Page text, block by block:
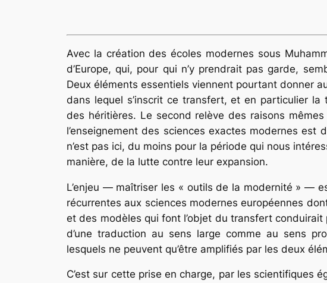
Avec la création des écoles modernes sous
d’Europe, qui, pour qui n’y prendrait pas garde,
Deux éléments essentiels viennent pourtant donner
dans lequel s’inscrit ce transfert, et en particulier
des héritières. Le second relève des raisons
l’enseignement des sciences exactes modernes est
n’est pas ici, du moins pour la période qui nous
manière, de la lutte contre leur expansion.
L’enjeu — maîtriser les « outils de la modernité » —
récurrentes aux sciences modernes européennes
et des modèles qui font l’objet du transfert
d’une traduction au sens large comme au sens
lesquels ne peuvent qu’être amplifiés par les deux
C’est sur cette prise en charge, par les scientifiques